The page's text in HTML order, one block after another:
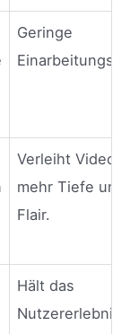
Geringe
Verleiht Videos
mehr Tiefe und
Flair.
Hält das
Nutzererlebnis